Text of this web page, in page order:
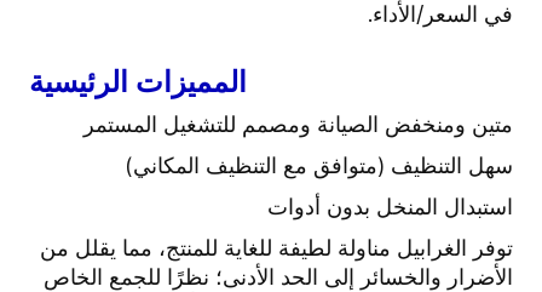
في السعر/الأداء.
المميزات الرئيسية
متين ومنخفض الصيانة ومصمم للتشغيل المستمر
سهل التنظيف (متوافق مع التنظيف المكاني)
استبدال المنخل بدون أدوات
توفر الغرابيل مناولة لطيفة للغاية للمنتج، مما يقلل من
الأضرار والخسائر إلى الحد الأدنى؛ نظرًا للجمع الخاص